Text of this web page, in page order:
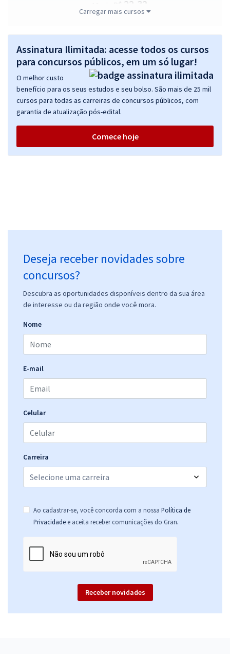
R$ 22,32
Economize R$ 66,96 (-20%)
Comprar
Prefeitura de Pedras de Fogo - PB - Fiscal de Tributos
R$ 399,92à vista
ou 12x deR$
Comprar
Prefeitura de Pedras de Fogo - PB - Professor B - História
R$ 399,92à vista
Economize R$ 99,98 (-20%)
Prefeitura de Pedras de Fogo - PB - Professor B - Inglês
33,33
Carregar mais cursos
Assinatura Ilimitada: acesse todos os cursos
para concursos públicos, em um só lugar!
O melhor custo
benefício para os seus estudos e seu bolso. São mais de 25 mil
cursos para todas as carreiras de concursos públicos, com
garantia de atualização pós-edital.
Comece hoje
Deseja receber novidades sobre
concursos?
Descubra as oportunidades disponíveis dentro da sua área
de interesse ou da região onde você mora.
Nome
E-mail
Celular
Carreira
Ao cadastrar-se, você concorda com a nossa Política de
Privacidade e aceita receber comunicações do Gran.
Receber novidades